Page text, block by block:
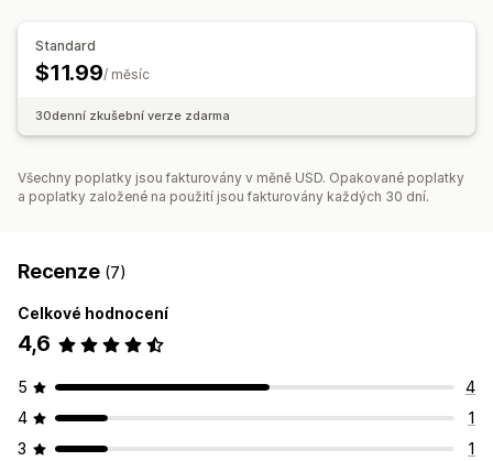
Standard
$11.99/ měsíc
30denní zkušební verze zdarma
Všechny poplatky jsou fakturovány v měně USD. Opakované poplatky
a poplatky založené na použití jsou fakturovány každých 30 dní.
Recenze (7)
Celkové hodnocení
4,6
5
4
4
1
3
1